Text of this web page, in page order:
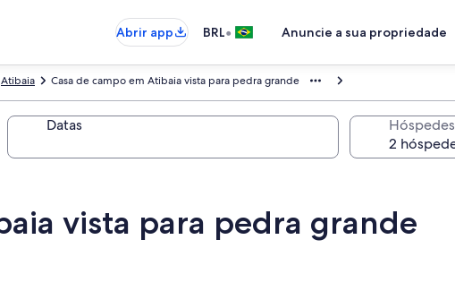
Abrir app
BRL• Anuncie a sua propriedade
Casa de campo em Atibaia vista para pedra grande
Atibaia
Datas Hóspedes
vista para pedra grande